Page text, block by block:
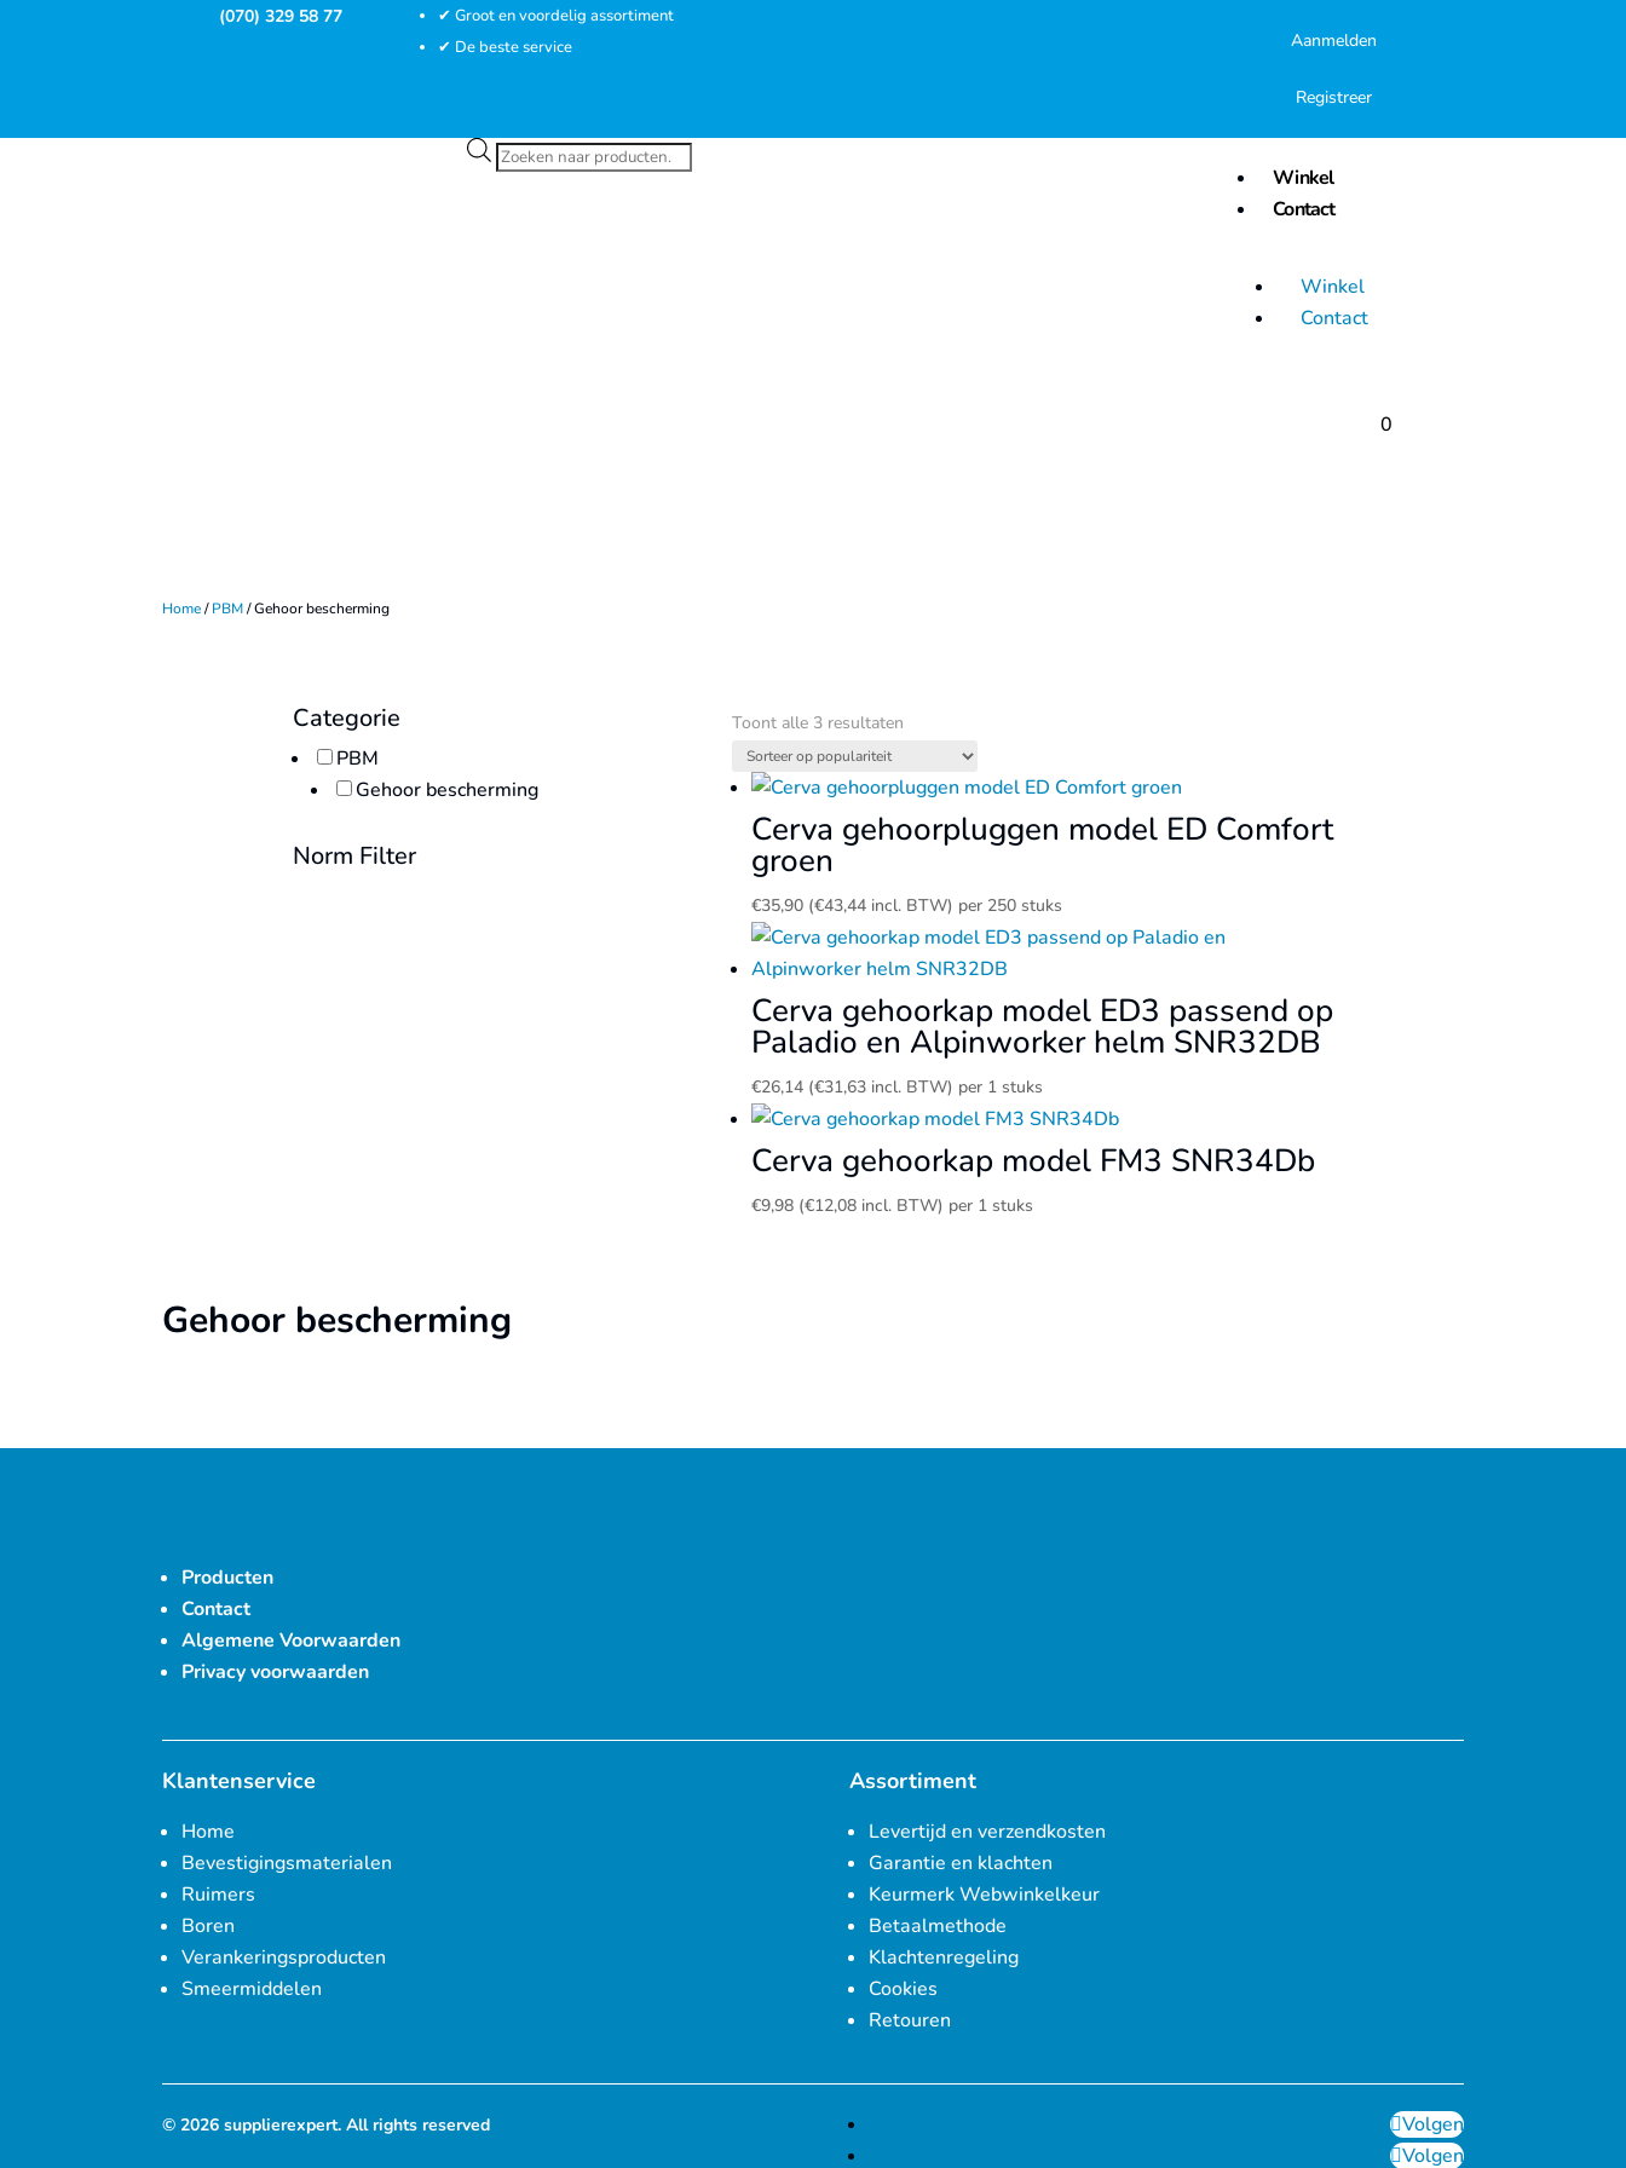
(070) 329 58 77
✔ Groot en voordelig assortiment
✔ De beste service
Aanmelden
Registreer
Producten
Winkel
Contact
Winkel
Contact
0
Home/PBM/ Gehoor bescherming
Categorie
PBM
Gehoor bescherming
Norm Filter
Toont alle 3 resultatenGesorteerd
populariteit
Cerva gehoorpluggen model ED Comfort
groen
€35,90 (€43,44incl. BTW) per 250 stuks
Cerva gehoorkap model ED3 passend op
Paladio en Alpinworker helm SNR32DB
€26,14 (€31,63incl. BTW) per 1 stuks
Cerva gehoorkap model FM3 SNR34Db
€9,98 (€12,08incl. BTW) per 1 stuks
Gehoor bescherming
Producten
Contact
Algemene Voorwaarden
Privacy voorwaarden
Klantenservice
Home
Bevestigingsmaterialen
Ruimers
Boren
Verankeringsproducten
Smeermiddelen
Assortiment
Levertijd en verzendkosten
Garantie en klachten
Keurmerk Webwinkelkeur
Betaalmethode
Klachtenregeling
Cookies
Retouren
© 2026 supplierexpert. All rights reserved
Volgen
Volgen